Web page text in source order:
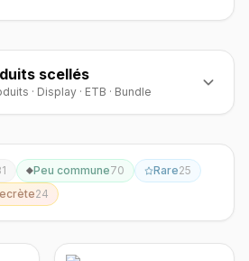
scellés
s · Display · ETB · Bundle
Peu commune70 Rare25
24